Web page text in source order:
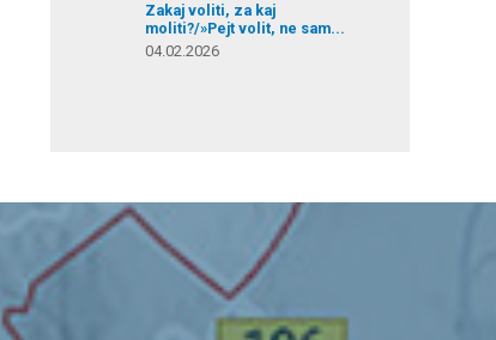
Zakaj voliti, za kaj
moliti?/»Pejt volit, ne sam...
04.02.2026